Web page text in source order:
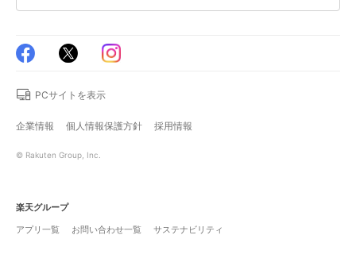
PCサイトを表示
企業情報 個人情報保護方針 採用情報
© Rakuten Group, Inc.
楽天グループ
アプリ一覧
お問い合わせ一覧 サステナビリティ